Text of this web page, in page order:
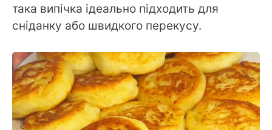
така випічка ідеально підходить для
сніданку або швидкого перекусу.